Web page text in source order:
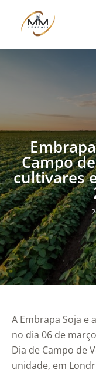
Campo
cultivares
A Embrapa Soja e
no dia 06 de
Dia de Campo de
unidade, em